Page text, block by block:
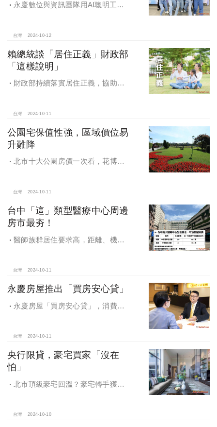
永慶數位與資訊團隊用AI聰明工
灣房產科技發展
台灣 2024-10-12
賴總統談「居住正義」財政部
「這樣說明」
財政部持續落實居住正義，協助經
台灣 2024-10-11
公園宅保值性強，區域價位易
升難降
北市十大公園房價一次看，花博年
台灣 2024-10-11
台中「這」類型醫療中心周邊
房市最夯！
醫師族群居住要求高，距離、機能
台灣 2024-10-11
永慶房屋推出「買房安心貸」
永慶房屋「買房安心貸」，消費者
產交易安全
台灣 2024-10-11
央行限貸，豪宅買家「沒在
怕」
北市頂級豪宅回溫？豪宅轉手獲利
台灣 2024-10-10